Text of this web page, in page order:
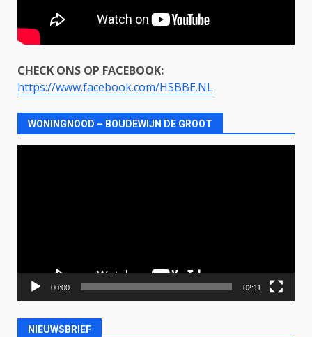
CHECK ONS OP FACEBOOK:
https://www.facebook.com/HSBBE.NL
WONINGNOOD – BOUDEWIJN DE GROOT
00:00 02:11
NIEUWSBRIEF